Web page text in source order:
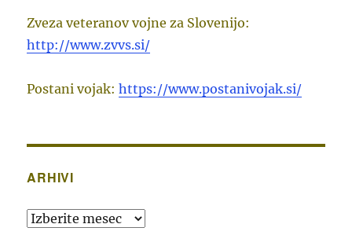
Zveza veteranov vojne za Slovenijo:
http://www.zvvs.si/
Postani vojak:https://www.postanivojak.si/
ARHIVI
Arhivi